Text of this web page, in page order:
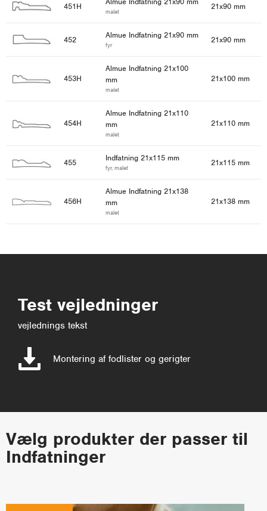
451H
malet
21x90 mm
452 Almue Indfatning 21x90 mm
fyr
21x90 mm
453H
Almue Indfatning 21x100
mm
malet
21x100 mm
454H
Almue Indfatning 21x110
mm
malet
21x110 mm
455 Indfatning 21x115 mm
fyr, malet
21x115 mm
456H
Almue Indfatning 21x138
mm
malet
21x138 mm
Test vejledninger
vejlednings tekst
Montering af fodlister og gerigter
Vælg produkter der passer til
Indfatninger